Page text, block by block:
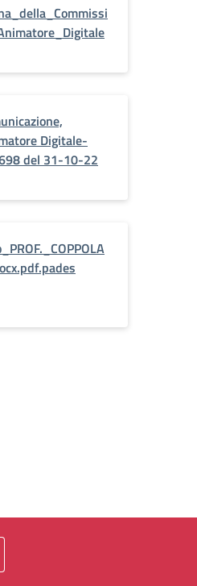
Digitale-
del 31-10-22